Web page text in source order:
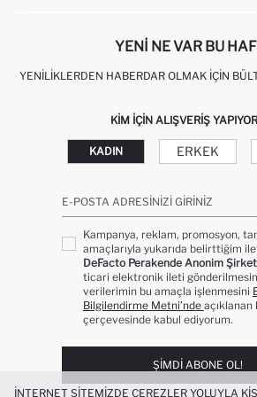
YENI NE VAR BU
YENILIKLERDEN HABERDAR OLMAK İÇIN
KIM IÇIN ALIŞVERIŞ
KADIN ERKEK
E-POSTA ADRESINIZI GIRINIZ
Kampanya, reklam, promosyon,
amaçlarıyla yukarıda belirttiğim
DeFacto Perakende Anonim
ticari elektronik ileti
verilerimin bu amaçla işlenmesini
Bilgilendirme Metni’nde
çerçevesinde kabul ediyorum.
ŞIMDI ABONE OL!
İNTERNET SITEMIZDE ÇEREZLER YOLUYLA